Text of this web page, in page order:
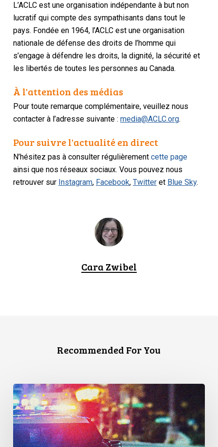
L’ACLC est une organisation indépendante à but non
lucratif qui compte des sympathisants dans tout le
pays. Fondée en 1964, l’ACLC est une organisation
nationale de défense des droits de l’homme qui
s’engage à défendre les droits, la dignité, la sécurité et
les libertés de toutes les personnes au Canada.
À l'attention des médias
Pour toute remarque complémentaire, veuillez nous
contacter à l’adresse suivante :media@ACLC.org.
Pour suivre l'actualité en direct
N’hésitez pas à consulter régulièrementcette page
ainsi que nos réseaux sociaux. Vous pouvez nous
retrouver sur Instagram, Facebook,Twitter et Blue Sky.
Cara Zwibel
Recommended For You
Appels
en
faveur
d’une
commission